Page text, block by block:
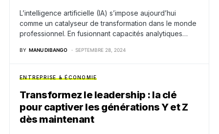
L’intelligence artificielle (IA) s’impose aujourd’hui
comme un catalyseur de transformation dans le monde
professionnel. En fusionnant capacités analytiques…
BY MANU DIBANGO SEPTEMBRE 28, 2024
ENTREPRISE & ÉCONOMIE
Transformez le leadership : la clé
pour captiver les générations Y et Z
dès maintenant